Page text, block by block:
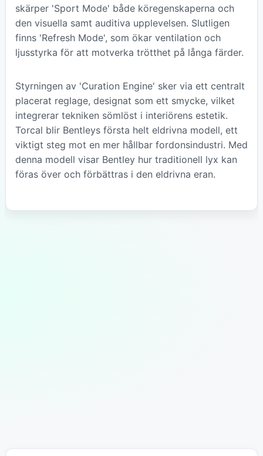
skärper 'Sport Mode' både köregenskaperna och
den visuella samt auditiva upplevelsen. Slutligen
finns 'Refresh Mode', som ökar ventilation och
ljusstyrka för att motverka trötthet på långa färder.
Styrningen av 'Curation Engine' sker via ett centralt
placerat reglage, designat som ett smycke, vilket
integrerar tekniken sömlöst i interiörens estetik.
Torcal blir Bentleys första helt eldrivna modell, ett
viktigt steg mot en mer hållbar fordonsindustri. Med
denna modell visar Bentley hur traditionell lyx kan
föras över och förbättras i den eldrivna eran.